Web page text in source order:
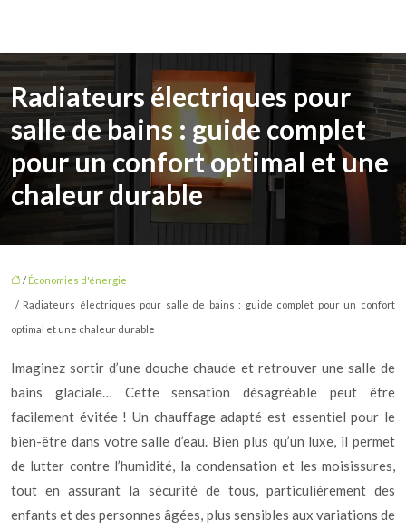
Radiateurs électriques pour
salle de bains : guide complet
pour un confort optimal et une
chaleur durable
/ Économies d'énergie
/ Radiateurs électriques pour salle de bains : guide complet pour un confort
optimal et une chaleur durable
Imaginez sortir d’une douche chaude et retrouver une salle de
bains glaciale… Cette sensation désagréable peut être
facilement évitée ! Un chauffage adapté est essentiel pour le
bien-être dans votre salle d’eau. Bien plus qu’un luxe, il permet
de lutter contre l’humidité, la condensation et les moisissures,
tout en assurant la sécurité de tous, particulièrement des
enfants et des personnes âgées, plus sensibles aux variations de